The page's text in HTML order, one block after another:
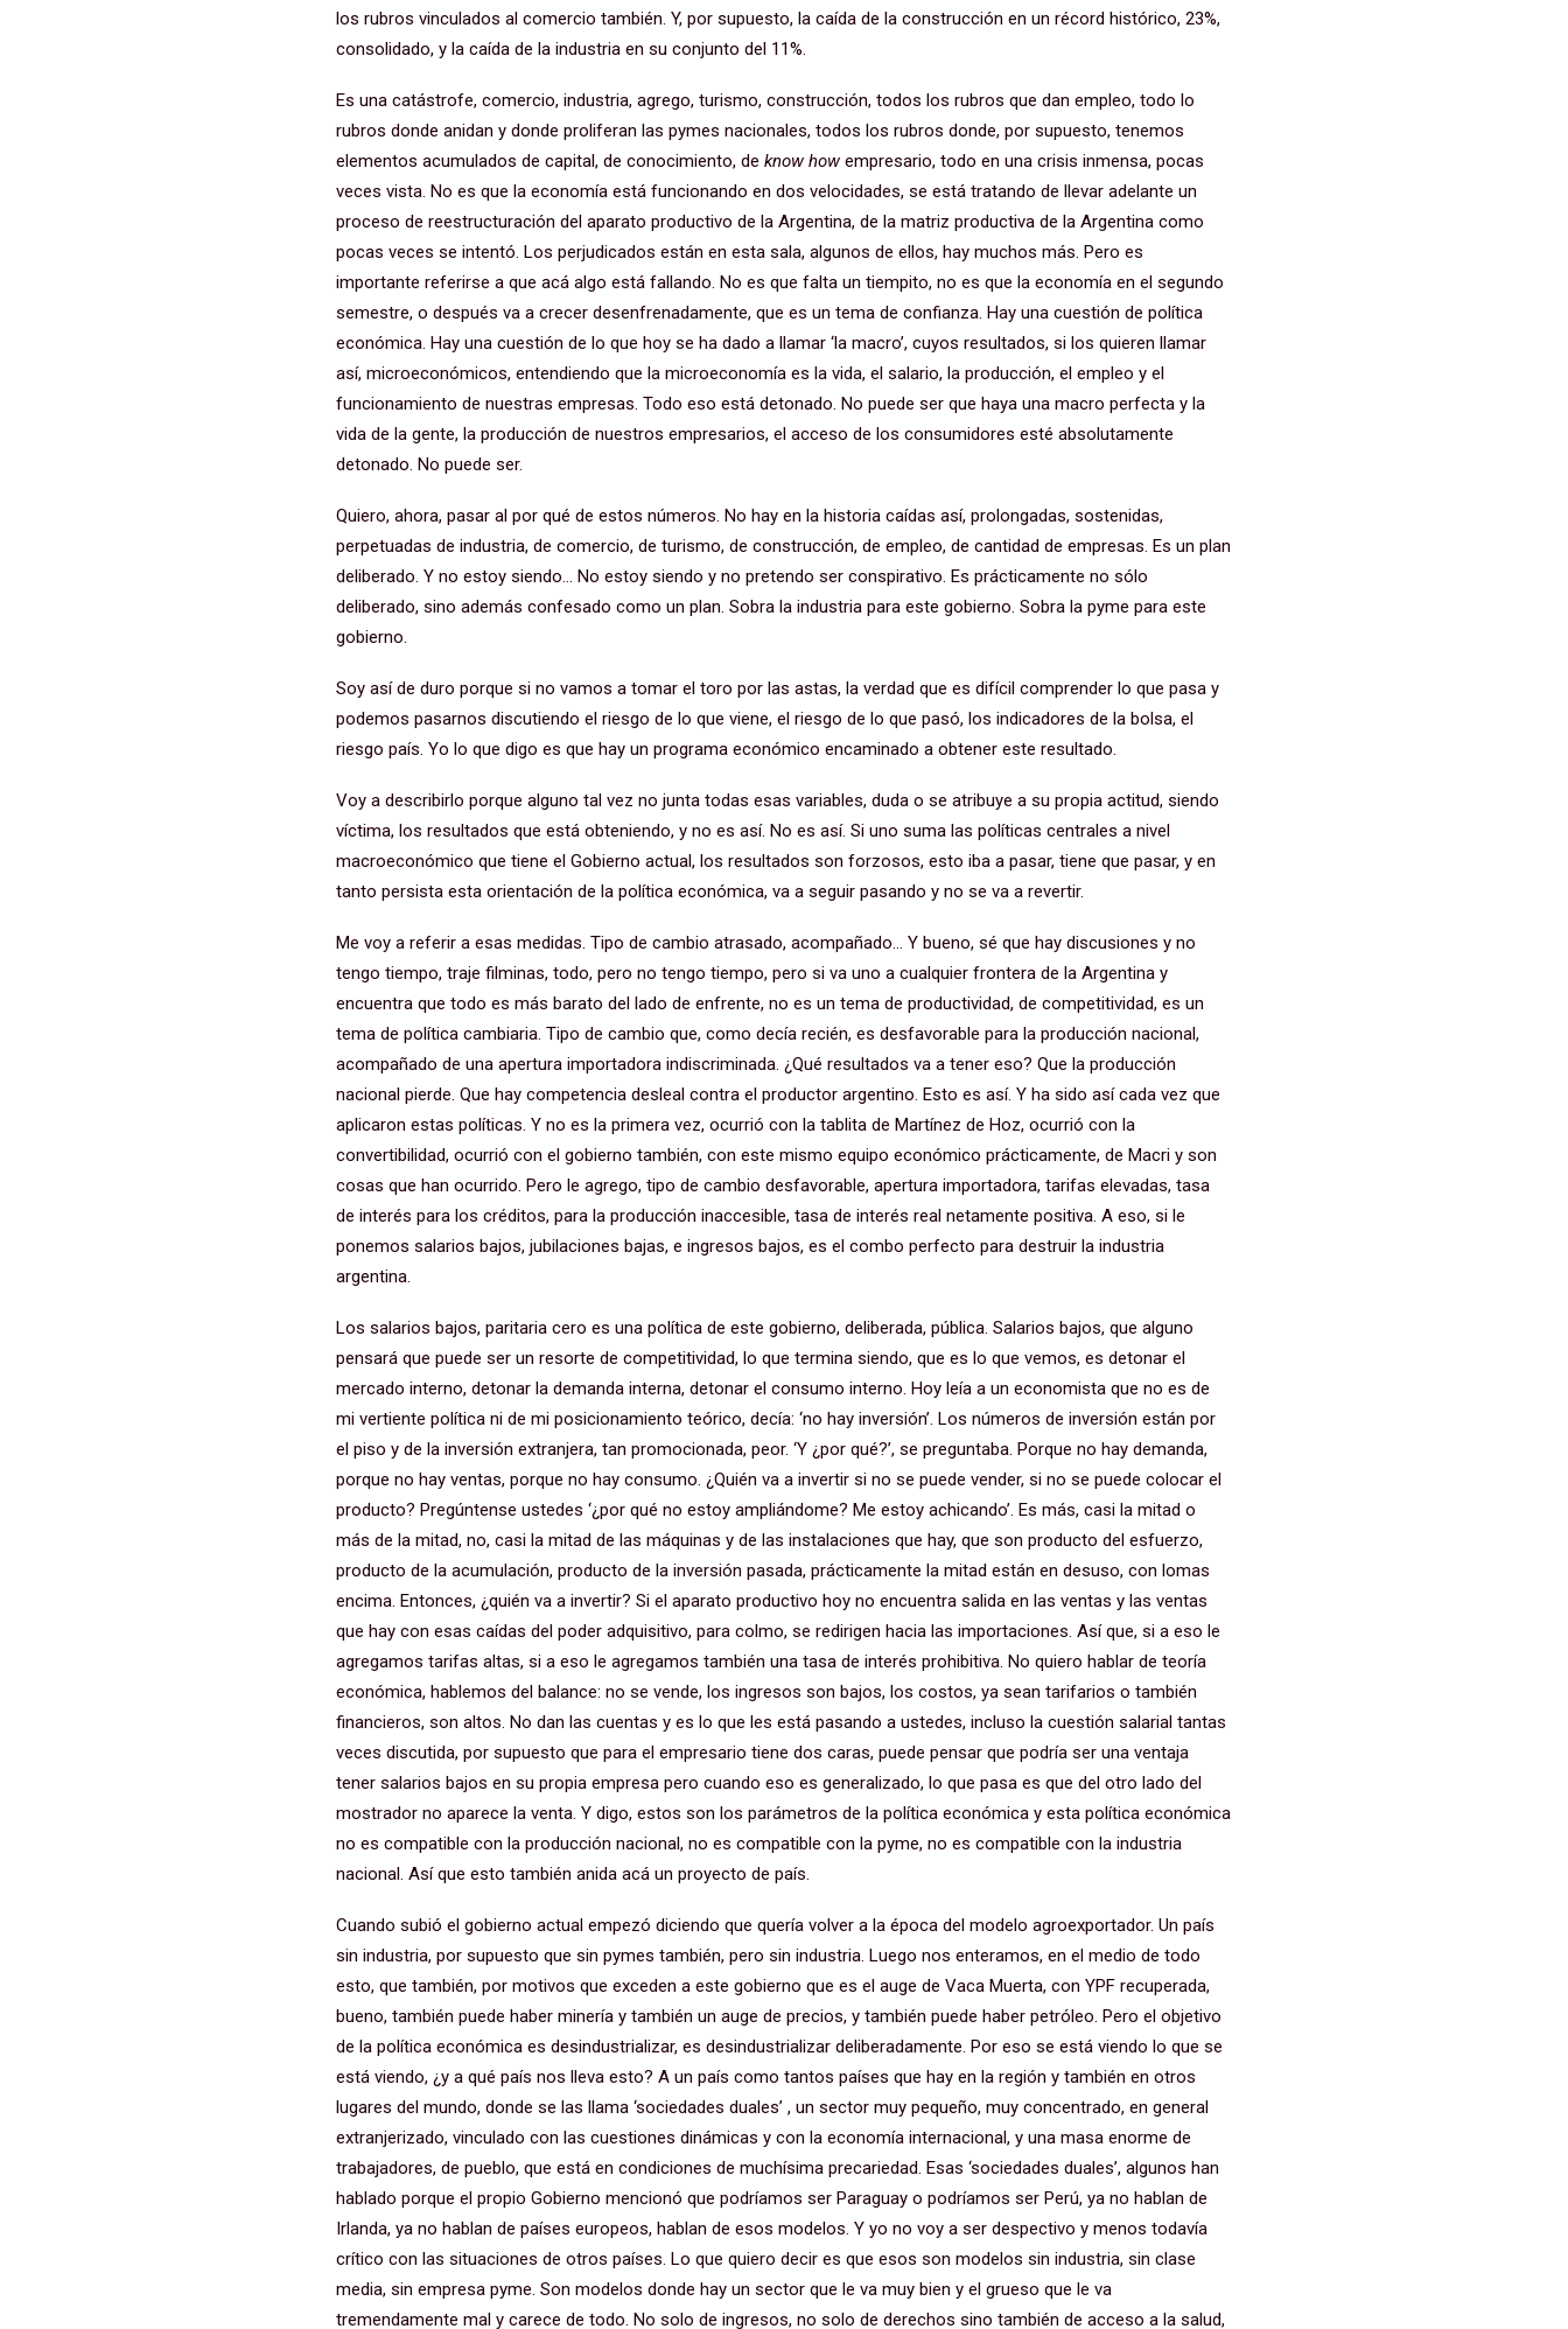
los rubros vinculados al comercio también. Y, por supuesto, la caída de la construcción en un récord histórico, 23%,
consolidado, y la caída de la industria en su conjunto del 11%.
Es una catástrofe, comercio, industria, agrego, turismo, construcción, todos los rubros que dan empleo, todo lo
rubros donde anidan y donde proliferan las pymes nacionales, todos los rubros donde, por supuesto, tenemos
elementos acumulados de capital, de conocimiento, deknow howempresario, todo en una crisis inmensa, pocas
veces vista. No es que la economía está funcionando en dos velocidades, se está tratando de llevar adelante un
proceso de reestructuración del aparato productivo de la Argentina, de la matriz productiva de la Argentina como
pocas veces se intentó. Los perjudicados están en esta sala, algunos de ellos, hay muchos más. Pero es
importante referirse a que acá algo está fallando. No es que falta un tiempito, no es que la economía en el segundo
semestre, o después va a crecer desenfrenadamente, que es un tema de confianza. Hay una cuestión de política
económica. Hay una cuestión de lo que hoy se ha dado a llamar ‘la macro’, cuyos resultados, si los quieren llamar
así, microeconómicos, entendiendo que la microeconomía es la vida, el salario, la producción, el empleo y el
funcionamiento de nuestras empresas. Todo eso está detonado. No puede ser que haya una macro perfecta y la
vida de la gente, la producción de nuestros empresarios, el acceso de los consumidores esté absolutamente
detonado. No puede ser.
Quiero, ahora, pasar al por qué de estos números. No hay en la historia caídas así, prolongadas, sostenidas,
perpetuadas de industria, de comercio, de turismo, de construcción, de empleo, de cantidad de empresas. Es un plan
deliberado. Y no estoy siendo… No estoy siendo y no pretendo ser conspirativo. Es prácticamente no sólo
deliberado, sino además confesado como un plan. Sobra la industria para este gobierno. Sobra la pyme para este
gobierno.
Soy así de duro porque si no vamos a tomar el toro por las astas, la verdad que es difícil comprender lo que pasa y
podemos pasarnos discutiendo el riesgo de lo que viene, el riesgo de lo que pasó, los indicadores de la bolsa, el
riesgo país. Yo lo que digo es que hay un programa económico encaminado a obtener este resultado.
Voy a describirlo porque alguno tal vez no junta todas esas variables, duda o se atribuye a su propia actitud, siendo
víctima, los resultados que está obteniendo, y no es así. No es así. Si uno suma las políticas centrales a nivel
macroeconómico que tiene el Gobierno actual, los resultados son forzosos, esto iba a pasar, tiene que pasar, y en
tanto persista esta orientación de la política económica, va a seguir pasando y no se va a revertir.
Me voy a referir a esas medidas. Tipo de cambio atrasado, acompañado… Y bueno, sé que hay discusiones y no
tengo tiempo, traje filminas, todo, pero no tengo tiempo, pero si va uno a cualquier frontera de la Argentina y
encuentra que todo es más barato del lado de enfrente, no es un tema de productividad, de competitividad, es un
tema de política cambiaria. Tipo de cambio que, como decía recién, es desfavorable para la producción nacional,
acompañado de una apertura importadora indiscriminada. ¿Qué resultados va a tener eso? Que la producción
nacional pierde. Que hay competencia desleal contra el productor argentino. Esto es así. Y ha sido así cada vez que
aplicaron estas políticas. Y no es la primera vez, ocurrió con la tablita de Martínez de Hoz, ocurrió con la
convertibilidad, ocurrió con el gobierno también, con este mismo equipo económico prácticamente, de Macri y son
cosas que han ocurrido. Pero le agrego, tipo de cambio desfavorable, apertura importadora, tarifas elevadas, tasa
de interés para los créditos, para la producción inaccesible, tasa de interés real netamente positiva. A eso, si le
ponemos salarios bajos, jubilaciones bajas, e ingresos bajos, es el combo perfecto para destruir la industria
argentina.
Los salarios bajos, paritaria cero es una política de este gobierno, deliberada, pública. Salarios bajos, que alguno
pensará que puede ser un resorte de competitividad, lo que termina siendo, que es lo que vemos, es detonar el
mercado interno, detonar la demanda interna, detonar el consumo interno. Hoy leía a un economista que no es de
mi vertiente política ni de mi posicionamiento teórico, decía: ‘no hay inversión’. Los números de inversión están por
el piso y de la inversión extranjera, tan promocionada, peor. ‘Y ¿por qué?’, se preguntaba. Porque no hay demanda,
porque no hay ventas, porque no hay consumo. ¿Quién va a invertir si no se puede vender, si no se puede colocar el
producto? Pregúntense ustedes ‘¿por qué no estoy ampliándome? Me estoy achicando’. Es más, casi la mitad o
más de la mitad, no, casi la mitad de las máquinas y de las instalaciones que hay, que son producto del esfuerzo,
producto de la acumulación, producto de la inversión pasada, prácticamente la mitad están en desuso, con lomas
encima. Entonces, ¿quién va a invertir? Si el aparato productivo hoy no encuentra salida en las ventas y las ventas
que hay con esas caídas del poder adquisitivo, para colmo, se redirigen hacia las importaciones. Así que, si a eso le
agregamos tarifas altas, si a eso le agregamos también una tasa de interés prohibitiva. No quiero hablar de teoría
económica, hablemos del balance: no se vende, los ingresos son bajos, los costos, ya sean tarifarios o también
financieros, son altos. No dan las cuentas y es lo que les está pasando a ustedes, incluso la cuestión salarial tantas
veces discutida, por supuesto que para el empresario tiene dos caras, puede pensar que podría ser una ventaja
tener salarios bajos en su propia empresa pero cuando eso es generalizado, lo que pasa es que del otro lado del
mostrador no aparece la venta. Y digo, estos son los parámetros de la política económica y esta política económica
no es compatible con la producción nacional, no es compatible con la pyme, no es compatible con la industria
nacional. Así que esto también anida acá un proyecto de país.
Cuando subió el gobierno actual empezó diciendo que quería volver a la época del modelo agroexportador. Un país
sin industria, por supuesto que sin pymes también, pero sin industria. Luego nos enteramos, en el medio de todo
esto, que también, por motivos que exceden a este gobierno que es el auge de Vaca Muerta, con YPF recuperada,
bueno, también puede haber minería y también un auge de precios, y también puede haber petróleo. Pero el objetivo
de la política económica es desindustrializar, es desindustrializar deliberadamente. Por eso se está viendo lo que se
está viendo, ¿y a qué país nos lleva esto? A un país como tantos países que hay en la región y también en otros
lugares del mundo, donde se las llama ‘sociedades duales’ , un sector muy pequeño, muy concentrado, en general
extranjerizado, vinculado con las cuestiones dinámicas y con la economía internacional, y una masa enorme de
trabajadores, de pueblo, que está en condiciones de muchísima precariedad. Esas ‘sociedades duales’, algunos han
hablado porque el propio Gobierno mencionó que podríamos ser Paraguay o podríamos ser Perú, ya no hablan de
Irlanda, ya no hablan de países europeos, hablan de esos modelos. Y yo no voy a ser despectivo y menos todavía
crítico con las situaciones de otros países. Lo que quiero decir es que esos son modelos sin industria, sin clase
media, sin empresa pyme. Son modelos donde hay un sector que le va muy bien y el grueso que le va
tremendamente mal y carece de todo. No solo de ingresos, no solo de derechos sino también de acceso a la salud,